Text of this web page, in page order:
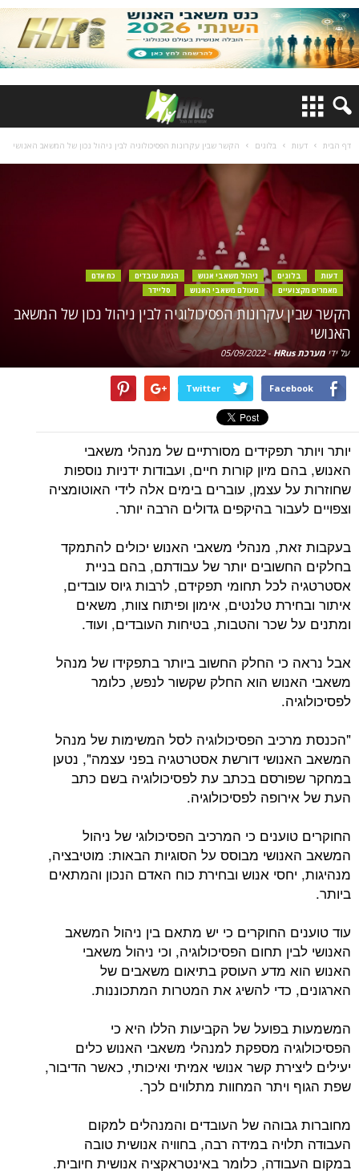
דף הבית דעות בלוגים הקשר שבין עקרונות הפסיכולוגיה לבין ניהול נכון של המשאב האנושי
דעות בלוגים ניהול משאבי אנוש הנעת עובדים
כח אדם
מאמרים מקצועיים
מעולם משאבי האנוש סליידר
הקשר שבין עקרונות הפסיכולוגיה לבין ניהול נכון של המשאב
האנושי
על ידי מערכת HRus -
05/09/2022
Facebook
Twitter
יותר ויותר תפקידים מסורתיים של מנהלי משאבי
האנוש, בהם מיון קורות חיים, ועבודות ידניות נוספות
שחוזרות על עצמן, עוברים בימים אלה לידי האוטומציה
וצפויים לעבור בהיקפים גדולים הרבה יותר.
בעקבות זאת, מנהלי משאבי האנוש יכולים להתמקד
בחלקים החשובים יותר של עבודתם, בהם בניית
אסטרטגיה לכל תחומי תפקידם, לרבות גיוס עובדים,
איתור ובחירת טלנטים, אימון ופיתוח צוות, משאים
ומתנים על שכר והטבות, בטיחות העובדים, ועוד.
אבל נראה כי החלק החשוב ביותר בתפקידו של מנהל
משאבי האנוש הוא החלק שקשור לנפש, כלומר
לפסיכולוגיה.
"הכנסת מרכיב הפסיכולוגיה לסל המשימות של מנהל
המשאב האנושי דורשת אסטרטגיה בפני עצמה", נטען
במחקר שפורסם בכתב עת לפסיכולוגיה בשם כתב
העת של אירופה לפסיכולוגיה.
החוקרים טוענים כי המרכיב הפסיכולוגי של ניהול
המשאב האנושי מבוסס על הסוגיות הבאות: מוטיבציה,
מנהיגות, יחסי אנוש ובחירת כוח האדם הנכון והמתאים
ביותר.
עוד טוענים החוקרים כי יש מתאם בין ניהול המשאב
האנושי לבין תחום הפסיכולוגיה, וכי ניהול משאבי
האנוש הוא מדע העוסק בתיאום משאבים של
הארגונים, כדי להשיג את המטרות המתכוננות.
המשמעות בפועל של הקביעות הללו היא כי
הפסיכולוגיה מספקת למנהלי משאבי האנוש כלים
יעילים ליצירת קשר אנושי אמיתי ואיכותי, כאשר הדיבור,
שפת הגוף ויתר המחוות מתלווים לכך.
מחוברות גבוהה של העובדים והמנהלים למקום
העבודה תלויה במידה רבה, בחוויה אנושית טובה
במקום העבודה, כלומר באינטראקציה אנושית חיובית.